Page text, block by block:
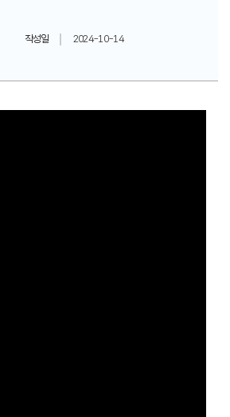
작성일
2024-10-14